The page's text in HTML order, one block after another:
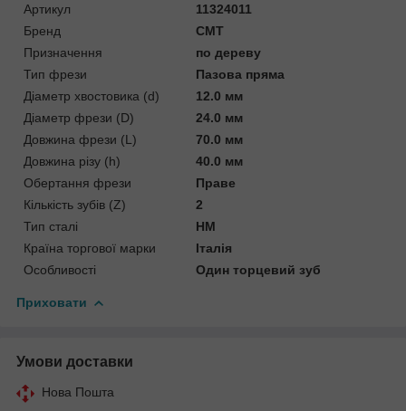
Артикул
11324011
Бренд
CMT
Призначення
по дереву
Тип фрези
Пазова пряма
Діаметр хвостовика (d)
12.0 мм
Діаметр фрези (D)
24.0 мм
Довжина фрези (L)
70.0 мм
Довжина різу (h)
40.0 мм
Обертання фрези
Праве
Кількість зубів (Z)
2
Тип сталі
HM
Країна торгової марки
Італія
Особливості
Один торцевий зуб
Приховати
Умови доставки
Нова Пошта